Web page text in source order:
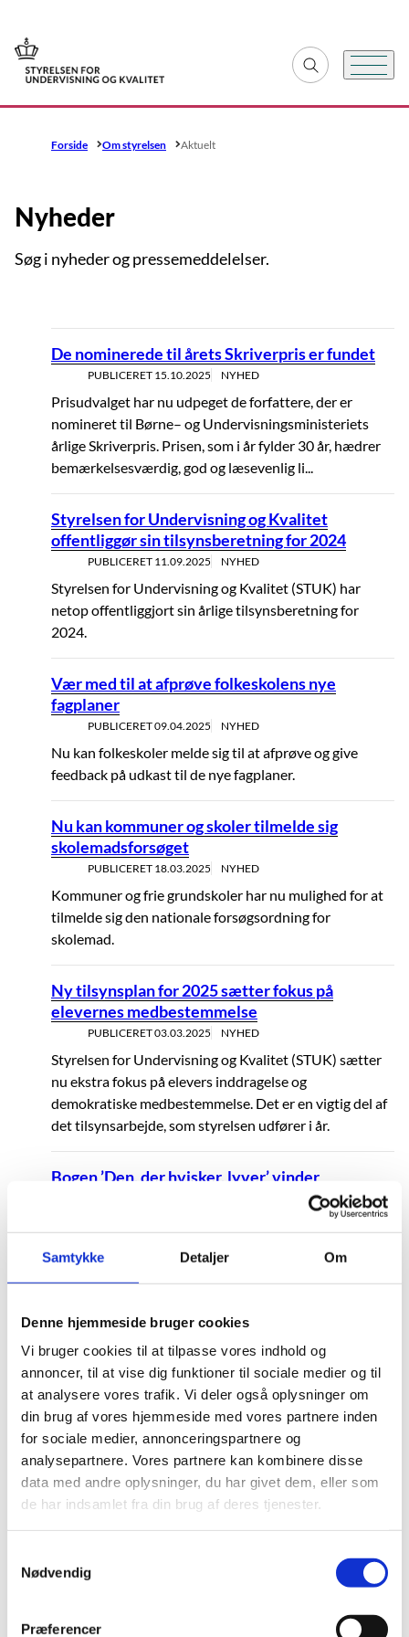
Samtykke Detaljer Om
Denne hjemmeside bruger cookies
Vi bruger cookies til at tilpasse vores indhold og
annoncer, til at vise dig funktioner til sociale medier og til
at analysere vores trafik. Vi deler også oplysninger om
din brug af vores hjemmeside med vores partnere inden
for sociale medier, annonceringspartnere og
analysepartnere. Vores partnere kan kombinere disse
data med andre oplysninger, du har givet dem, eller som
de har indsamlet fra din brug af deres tjenester.
Nødvendig
Præferencer
Gå til forsiden Fold søgefelt ud
Menu
Forside Om styrelsen Aktuelt
Nyheder
Søg i nyheder og pressemeddelelser.
De nominerede til årets Skriverpris er fundet
PUBLICERET 15.10.2025 NYHED
Prisudvalget har nu udpeget de forfattere, der er
nomineret til Børne– og Undervisningsministeriets
årlige Skriverpris. Prisen, som i år fylder 30 år, hædrer
bemærkelsesværdig, god og læsevenlig li...
Styrelsen for Undervisning og Kvalitet
offentliggør sin tilsynsberetning for 2024
PUBLICERET 11.09.2025 NYHED
Styrelsen for Undervisning og Kvalitet (STUK) har
netop offentliggjort sin årlige tilsynsberetning for
2024.
Vær med til at afprøve folkeskolens nye
fagplaner
PUBLICERET09.04.2025 NYHED
Nu kan folkeskoler melde sig til at afprøve og give
feedback på udkast til de nye fagplaner.
Nu kan kommuner og skoler tilmelde sig
skolemadsforsøget
PUBLICERET 18.03.2025 NYHED
Kommuner og frie grundskoler har nu mulighed for at
tilmelde sig den nationale forsøgsordning for
skolemad.
Ny tilsynsplan for 2025 sætter fokus på
elevernes medbestemmelse
PUBLICERET03.03.2025 NYHED
Styrelsen for Undervisning og Kvalitet (STUK) sætter
nu ekstra fokus på elevers inddragelse og
demokratiske medbestemmelse. Det er en vigtig del af
det tilsynsarbejde, som styrelsen udfører i år.
Bogen ’Den, der hvisker, lyver’ vinder
sin første bog i serien SPOR 1 – ’Den, der hvisker, lyver’.
De nominerede til årets Skriverpris er fundet
Prisudvalget har nu udpeget de forfattere, der i år er
nomineret til Børne – og Undervisningsministeriets
årlige pris, Skriverprisen. Prisen hædrer
bemærkelsesværdig, god og læsevenlig litteratur.
Workshops om fremtidens undervisning og
prøver
undervisere på de gymnasiale uddannelser til en række